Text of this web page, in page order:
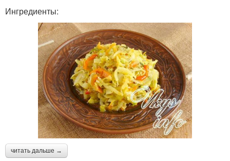
Ингредиенты:
читать дальше →